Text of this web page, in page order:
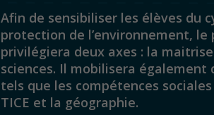
Afin de sensibiliser les élèves du
protection de l’environnement,
privilégiera deux axes : la maitrise
sciences. Il mobilisera également
tels que les compétences
TICE et la géographie.